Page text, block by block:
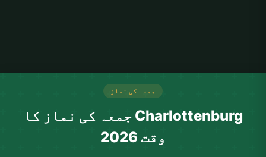
جمعہ کی نماز
Charlottenburg جمعہ کی نماز کا
وقت 2026